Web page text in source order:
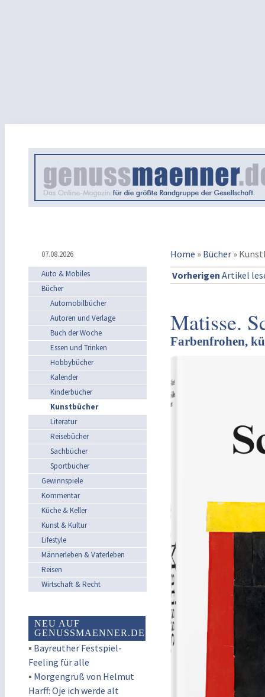
07.08.2026 Home » Bücher »
Auto & Mobiles
Bücher
Automobilbücher
Autoren und Verlage
Buch der Woche
Essen und Trinken
Hobbybücher
Kalender
Kinderbücher
Kunstbücher
Literatur
Reisebücher
Sachbücher
Sportbücher
Gewinnspiele
Kommentar
Küche & Keller
Kunst & Kultur
Lifestyle
Männerleben & Vaterleben
Reisen
Wirtschaft & Recht
NEU AUF
GENUSSMAENNER.DE
▪ Bayreuther Festspiel-
Feeling für alle
▪ Morgengruß von Helmut
Harff: Oje ich werde alt
Vorherigen Artikel
Matisse.
Farbenfrohen,